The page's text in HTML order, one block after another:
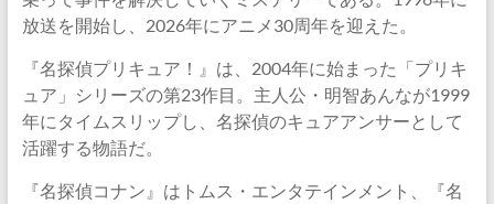
放送を開始し、2026年にアニメ30周年を迎えた。
『名探偵プリキュア！』は、2004年に始まった「プリキ
ュア」シリーズの第23作目。主人公・明智あんなが1999
年にタイムスリップし、名探偵のキュアアンサーとして
活躍する物語だ。
『名探偵コナン』はトムス・エンタテインメント、『名